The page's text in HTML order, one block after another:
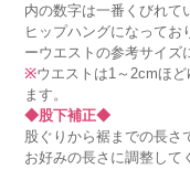
内の数字は一番くびれて
ヒップハングになってお
ーウエストの参考サイズ
※ウエストは1～2cmほ
ます。
◆股下補正◆
股ぐりから裾までの長さ
お好みの長さに調整して